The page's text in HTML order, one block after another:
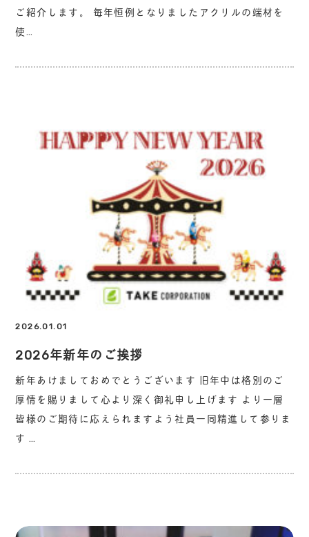
ご紹介します。 毎年恒例となりましたアクリルの端材を
使…
2026.01.01
2026年新年のご挨拶
新年あけましておめでとうございます 旧年中は格別のご
厚情を賜りまして心より深く御礼申し上げます より一層
皆様のご期待に応えられますよう社員一同精進して参りま
す …